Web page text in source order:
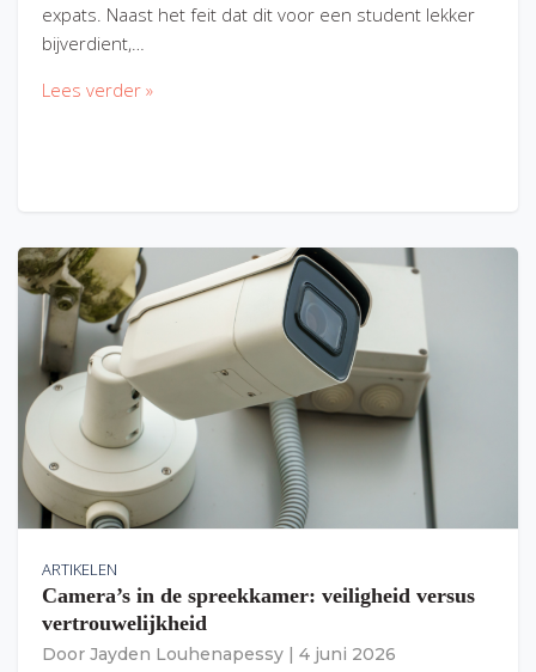
expats. Naast het feit dat dit voor een student lekker
bijverdient,…
Lees verder »
ARTIKELEN
Camera’s in de spreekkamer: veiligheid versus
vertrouwelijkheid
Door Jayden Louhenapessy 4 juni 2026